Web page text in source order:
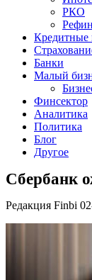
РКО
Кредитные
Банки
Малый
Финсектор
Аналитика
Политика
Блог
Другое
Сбербанк
Редакция Finbi